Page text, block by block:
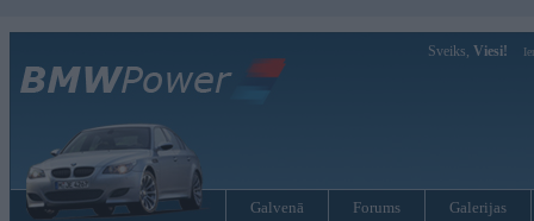
Sveiks, Viesi!
Galvenā Forums Galerijas